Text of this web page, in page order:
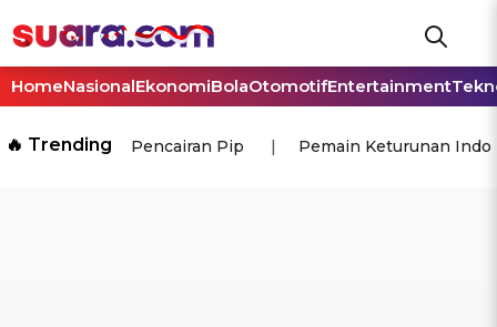
HomeNasionalEkonomiBolaOtomotifEntertainment
🔥 Trending Pencairan Pip Pemain Keturunan